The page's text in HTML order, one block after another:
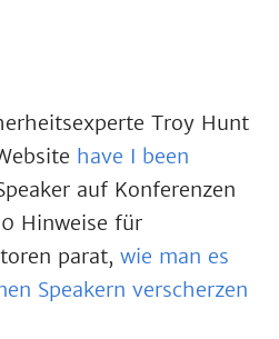
Troy Hunt
have I been
auf Konferenzen
Hinweise für
parat, wie man es
Speakern verscherzen